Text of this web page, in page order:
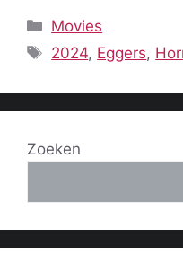
Categorieën
Movies
Tags
2024, Eggers,
Zoeken